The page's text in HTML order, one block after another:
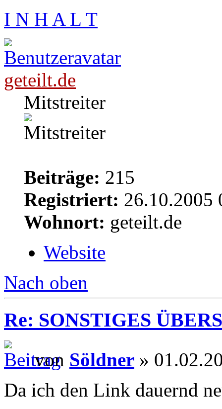
I N H A L T
geteilt.de
Mitstreiter
Beiträge: 215
Registriert: 26.10.2005
Wohnort: geteilt.de
Website
Nach oben
Re: SONSTIGES
von Söldner »
Da ich den Link dauernd